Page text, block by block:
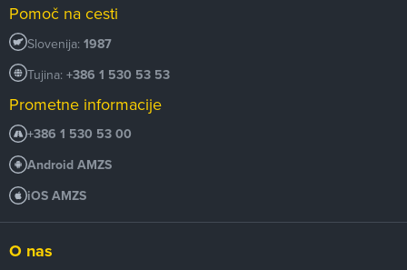
Pomoč na cesti
Slovenija: 1987
Tujina: +386 1 530 53 53
Prometne informacije
+386 1 530 53 00
Android AMZS
iOS AMZS
O nas